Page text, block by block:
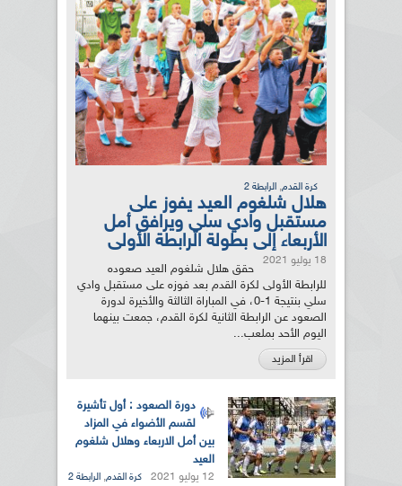
كرة القدم, الرابطة 2
هلال شلغوم العيد يفوز على
مستقبل وادي سلي ويرافق أمل
الأربعاء إلى بطولة الرابطة الأولى
18 يوليو 2021
حقق هلال شلغوم العيد صعوده
للرابطة الأولى لكرة القدم بعد فوزه على مستقبل وادي
سلي بنتيجة 1-0، في المباراة الثالثة والأخيرة لدورة
الصعود عن الرابطة الثانية لكرة القدم، جمعت بينهما
اليوم الأحد بملعب...
اقرأ المزيد
دورة الصعود : أول تأشيرة
لقسم الأضواء في المزاد
بين أمل الاربعاء وهلال شلغوم
العيد
12 يوليو 2021 كرة القدم, الرابطة 2